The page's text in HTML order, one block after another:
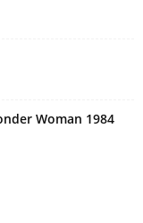
Woman 1984